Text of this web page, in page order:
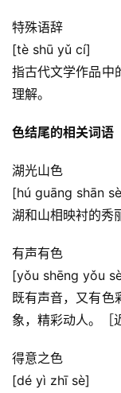
特殊语辞
[tè shū yǔ cí]
指古代文学作品中
理解。
色结尾的相关词语
湖光山色
[hú guāng shān
湖和山相映衬的秀
有声有色
[yǒu shēng yǒu
既有声音，又有色
象，精彩动人。［
得意之色
[dé yì zhī sè]